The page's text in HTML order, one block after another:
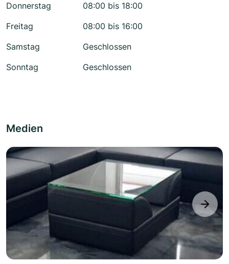
Donnerstag
08:00 bis 18:00
Freitag
08:00 bis 16:00
Samstag
Geschlossen
Sonntag
Geschlossen
Medien
next